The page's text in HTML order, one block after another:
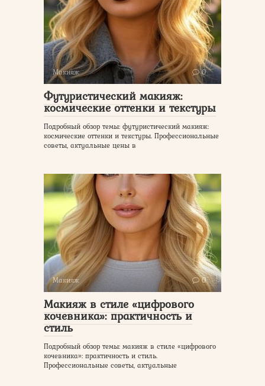
Макияж 0
Футуристический макияж:
космические оттенки и текстуры
Подробный обзор темы: футуристический макияж:
космические оттенки и текстуры. Профессиональные
советы, актуальные цены в
Макияж 0
Макияж в стиле «цифрового
кочевника»: практичность и
стиль
Подробный обзор темы: макияж в стиле «цифрового
кочевника»: практичность и стиль.
Профессиональные советы, актуальные